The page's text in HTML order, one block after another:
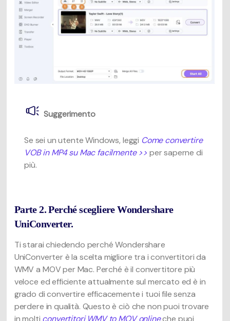
Suggerimento
Se sei un utente Windows, leggi Come convertire
VOB in MP4 su Mac facilmente >> per saperne di
più.
Parte 2. Perché scegliere Wondershare
UniConverter.
Ti starai chiedendo perché Wondershare
UniConverter è la scelta migliore tra i convertitori da
WMV a MOV per Mac. Perché è il convertitore più
veloce ed efficiente attualmente sul mercato ed è in
grado di convertire efficacemente i tuoi file senza
perdere in qualità. Questo è ciò che non puoi trovare
in molti convertitori WMV to MOV onlineche puoi